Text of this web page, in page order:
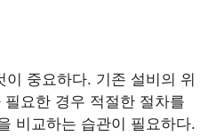
중요하다. 기존 설비의 위
요한 경우 적절한 절차를
비교하는 습관이 필요하다.